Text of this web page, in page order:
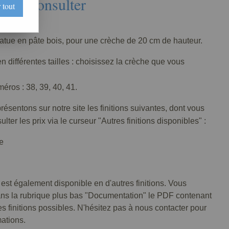
consulter
en pâte bois, pour une crèche de 20 cm de hauteur.
différentes tailles : choisissez la crèche que vous
: 38, 39, 40, 41.
sur notre site les finitions suivantes, dont vous
les prix via le curseur "Autres finitions disponibles" :
également disponible en d'autres finitions. Vous
la rubrique plus bas "Documentation" le PDF contenant
finitions possibles. N'hésitez pas à nous contacter pour
tout